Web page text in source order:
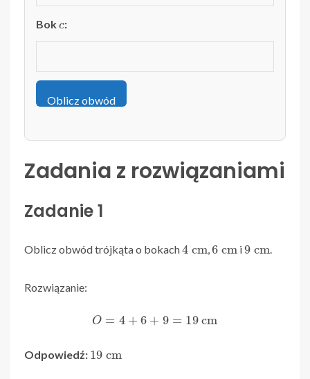
Bok :
Oblicz obwód
Zadania z rozwiązaniami
Zadanie 1
Oblicz obwód trójkąta o bokach 4 ,6 i9
Rozwiązanie:
O = + 6 +9 = 19 cm
Odpowiedź: 19